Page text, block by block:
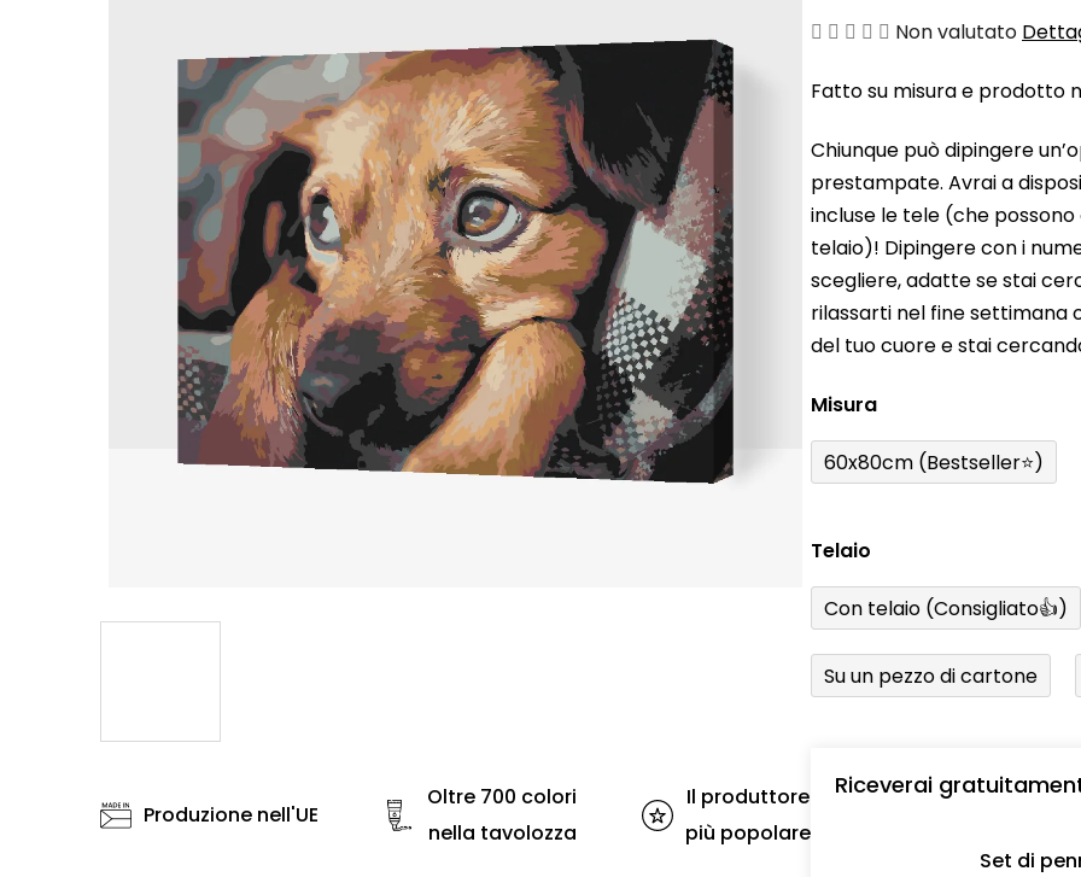
La
media
prodotto
è
0,0
su
5
stelle.
Non valutato
Fatto su misura e prodotto
Chiunque può dipingere
prestampate. Avrai a
incluse le tele (che
telaio)! Dipingere con i
scegliere, adatte se stai
rilassarti nel fine settimana
del tuo cuore e stai
Misura
60x80cm (Bestseller⭐)
Telaio
Con telaio (Consigliato👍)
Su un pezzo di cartone
Riceverai
Set di
Produzione nell'UE
Oltre 700 colori
nella tavolozza
Il produttore
più popolare